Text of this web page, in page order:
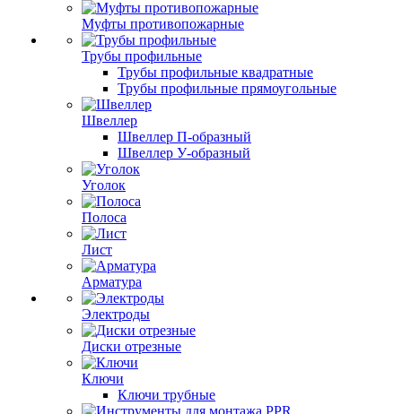
Муфты противопожарные
Трубы профильные
Трубы профильные квадратные
Трубы профильные прямоугольные
Швеллер
Швеллер П-образный
Швеллер У-образный
Уголок
Полоса
Лист
Арматура
Электроды
Диски отрезные
Ключи
Ключи трубные